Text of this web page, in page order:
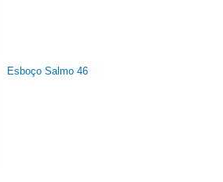
Esboço Salmo 46